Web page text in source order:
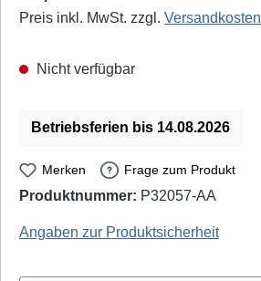
Preis inkl. MwSt. zzgl. Versandkosten
Nicht verfügbar
Betriebsferien bis 14.08.2026
Merken Frage zum Produkt
Produktnummer: P32057-AA
Angaben zur Produktsicherheit